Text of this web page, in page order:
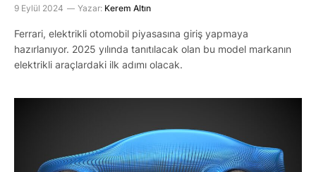
9 Eylül 2024 Yazar: Kerem Altın
Ferrari, elektrikli otomobil piyasasına giriş yapmaya
hazırlanıyor. 2025 yılında tanıtılacak olan bu model markanın
elektrikli araçlardaki ilk adımı olacak.